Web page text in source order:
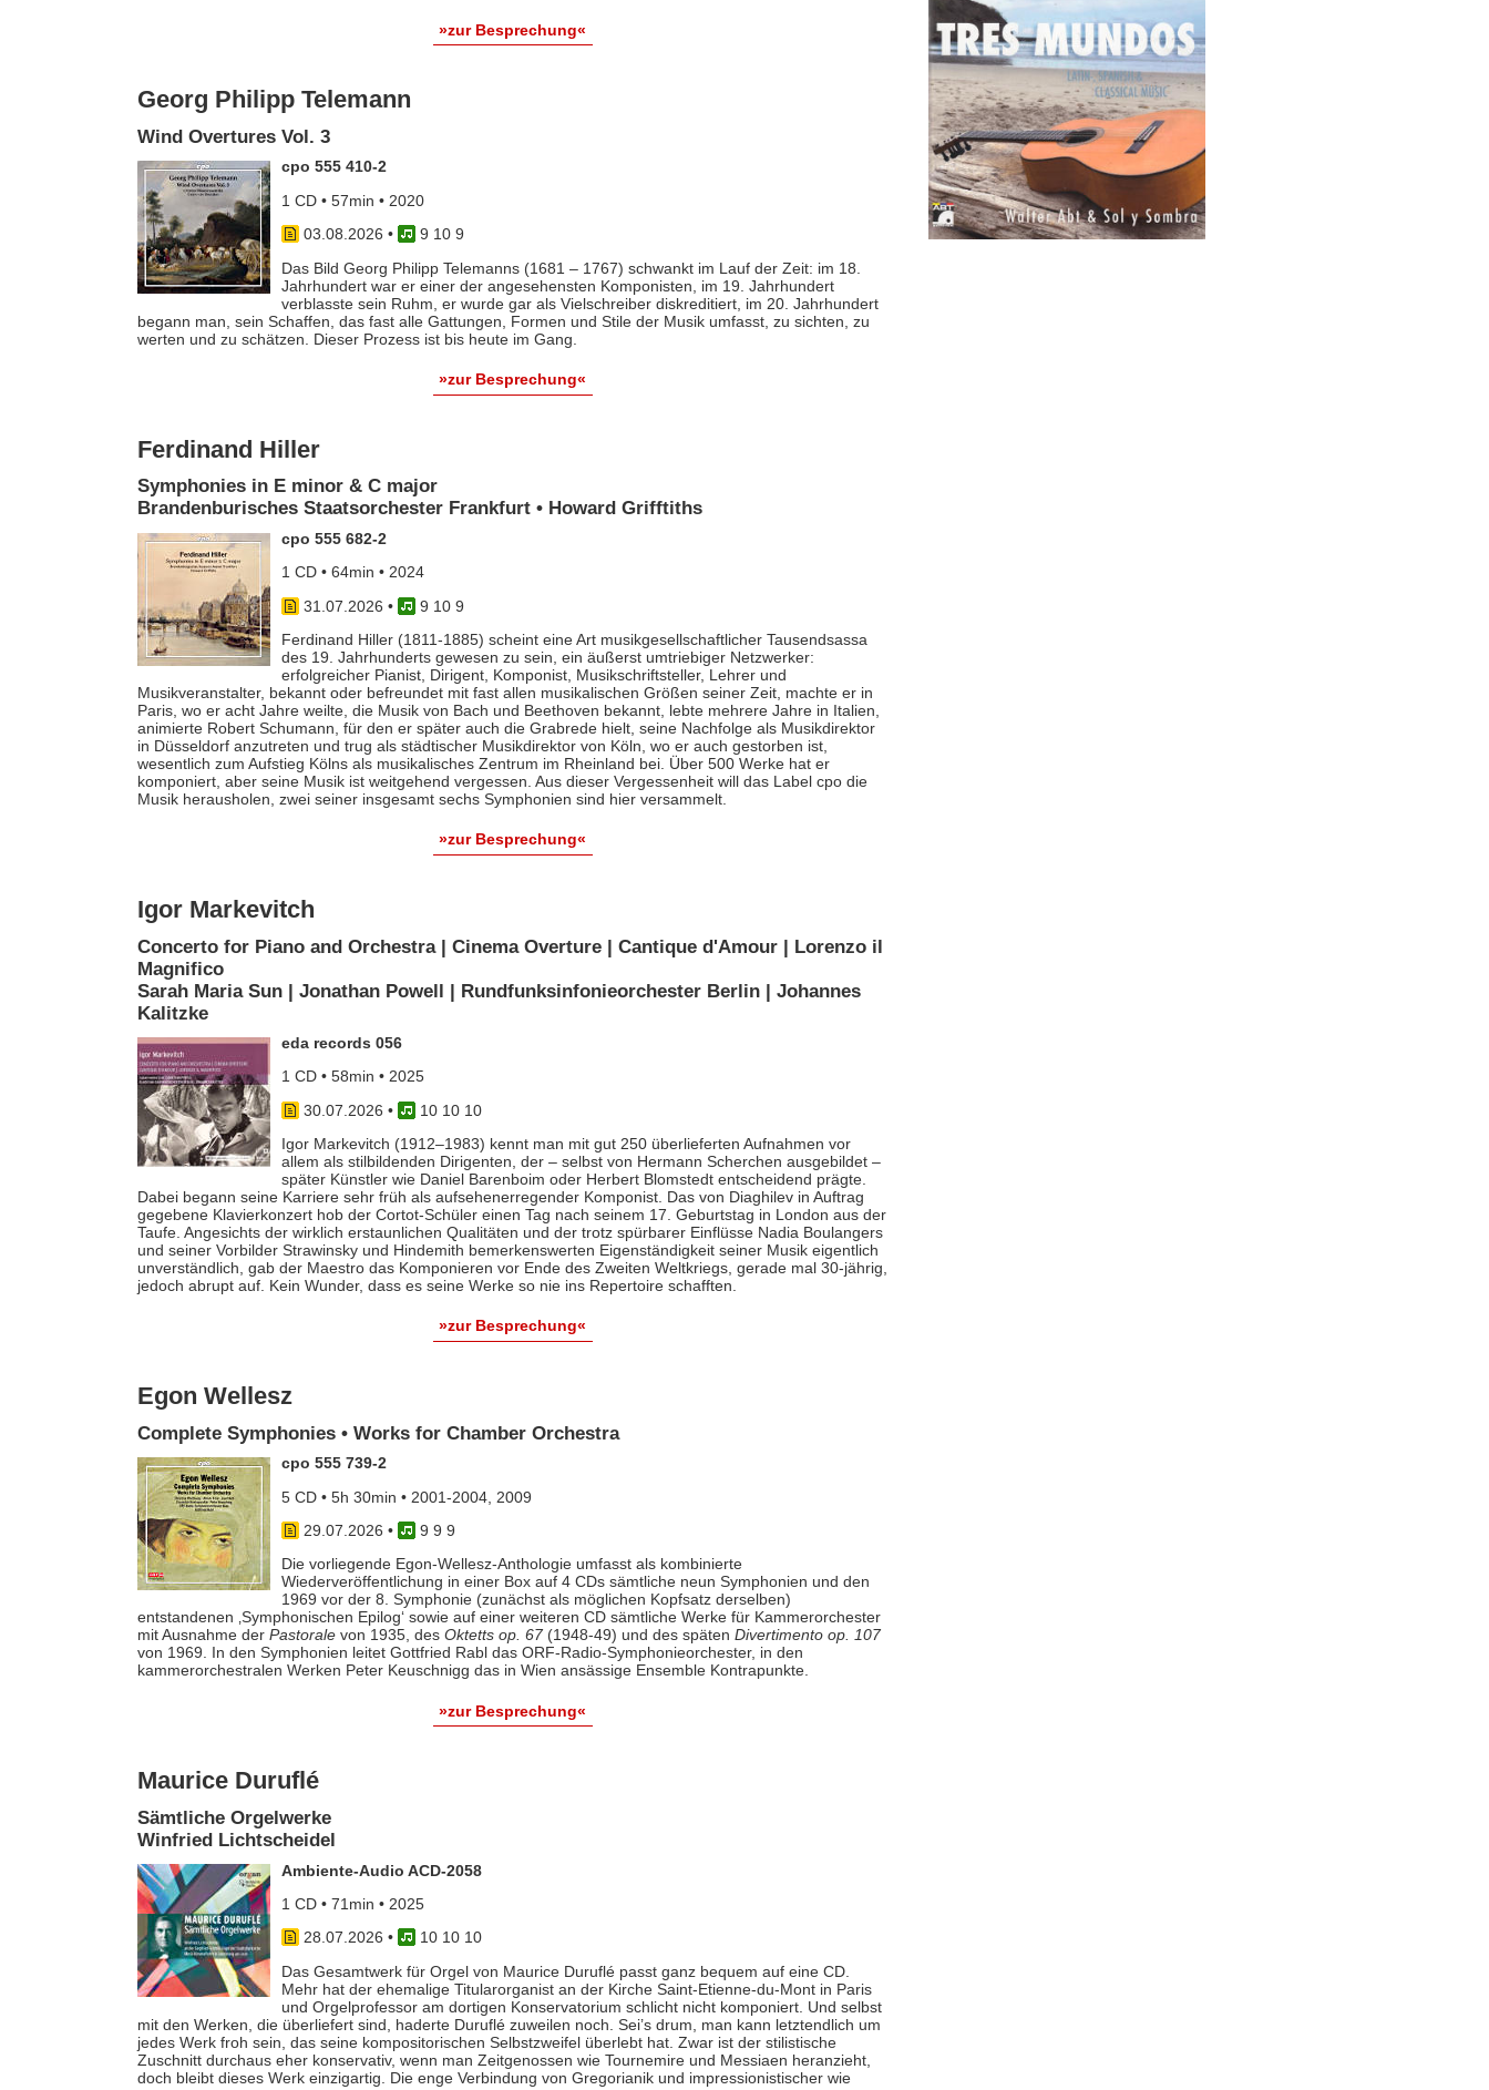
»zur Besprechung«
Georg Philipp Telemann
Wind Overtures Vol. 3
cpo 555 410-2
1 CD • 57min • 2020
03.08.2026 •
9 10 9
Das Bild Georg Philipp Telemanns (1681 – 1767) schwankt im Lauf der Zeit: im 18.
Jahrhundert war er einer der angesehensten Komponisten, im 19. Jahrhundert
verblasste sein Ruhm, er wurde gar als Vielschreiber diskreditiert, im 20. Jahrhundert
begann man, sein Schaffen, das fast alle Gattungen, Formen und Stile der Musik umfasst, zu sichten, zu
werten und zu schätzen. Dieser Prozess ist bis heute im Gang.
»zur Besprechung«
Ferdinand Hiller
Symphonies in E minor & C major
Brandenburisches Staatsorchester Frankfurt • Howard Grifftiths
cpo 555 682-2
1 CD • 64min • 2024
31.07.2026 •
9 10 9
Ferdinand Hiller (1811-1885) scheint eine Art musikgesellschaftlicher Tausendsassa
des 19. Jahrhunderts gewesen zu sein, ein äußerst umtriebiger Netzwerker:
erfolgreicher Pianist, Dirigent, Komponist, Musikschriftsteller, Lehrer und
Musikveranstalter, bekannt oder befreundet mit fast allen musikalischen Größen seiner Zeit, machte er in
Paris, wo er acht Jahre weilte, die Musik von Bach und Beethoven bekannt, lebte mehrere Jahre in Italien,
animierte Robert Schumann, für den er später auch die Grabrede hielt, seine Nachfolge als Musikdirektor
in Düsseldorf anzutreten und trug als städtischer Musikdirektor von Köln, wo er auch gestorben ist,
wesentlich zum Aufstieg Kölns als musikalisches Zentrum im Rheinland bei. Über 500 Werke hat er
komponiert, aber seine Musik ist weitgehend vergessen. Aus dieser Vergessenheit will das Label cpo die
Musik herausholen, zwei seiner insgesamt sechs Symphonien sind hier versammelt.
»zur Besprechung«
Igor Markevitch
Concerto for Piano and Orchestra | Cinema Overture | Cantique d'Amour | Lorenzo il
Magnifico
Sarah Maria Sun | Jonathan Powell | Rundfunksinfonieorchester Berlin | Johannes
Kalitzke
eda records 056
1 CD • 58min • 2025
30.07.2026 •
10 10 10
Igor Markevitch (1912–1983) kennt man mit gut 250 überlieferten Aufnahmen vor
allem als stilbildenden Dirigenten, der – selbst von Hermann Scherchen ausgebildet –
später Künstler wie Daniel Barenboim oder Herbert Blomstedt entscheidend prägte.
Dabei begann seine Karriere sehr früh als aufsehenerregender Komponist. Das von Diaghilev in Auftrag
gegebene Klavierkonzert hob der Cortot-Schüler einen Tag nach seinem 17. Geburtstag in London aus der
Taufe. Angesichts der wirklich erstaunlichen Qualitäten und der trotz spürbarer Einflüsse Nadia Boulangers
und seiner Vorbilder Strawinsky und Hindemith bemerkenswerten Eigenständigkeit seiner Musik eigentlich
unverständlich, gab der Maestro das Komponieren vor Ende des Zweiten Weltkriegs, gerade mal 30-jährig,
jedoch abrupt auf. Kein Wunder, dass es seine Werke so nie ins Repertoire schafften.
»zur Besprechung«
Egon Wellesz
Complete Symphonies • Works for Chamber Orchestra
cpo 555 739-2
5 CD • 5h 30min • 2001-2004, 2009
29.07.2026 •
9 9 9
Die vorliegende Egon-Wellesz-Anthologie umfasst als kombinierte
Wiederveröffentlichung in einer Box auf 4 CDs sämtliche neun Symphonien und den
1969 vor der 8. Symphonie (zunächst als möglichen Kopfsatz derselben)
entstandenen ‚Symphonischen Epilog‘ sowie auf einer weiteren CD sämtliche Werke für Kammerorchester
mit Ausnahme der Pastoralevon 1935, des Oktetts op. 67(1948-49) und des späten Divertimento op. 107
von 1969. In den Symphonien leitet Gottfried Rabl das ORF-Radio-Symphonieorchester, in den
kammerorchestralen Werken Peter Keuschnigg das in Wien ansässige Ensemble Kontrapunkte.
»zur Besprechung«
Maurice Duruflé
Sämtliche Orgelwerke
Winfried Lichtscheidel
Ambiente-Audio ACD-2058
1 CD • 71min • 2025
28.07.2026 •
10 10 10
Das Gesamtwerk für Orgel von Maurice Duruflé passt ganz bequem auf eine CD.
Mehr hat der ehemalige Titularorganist an der Kirche Saint-Etienne-du-Mont in Paris
und Orgelprofessor am dortigen Konservatorium schlicht nicht komponiert. Und selbst
mit den Werken, die überliefert sind, haderte Duruflé zuweilen noch. Sei’s drum, man kann letztendlich um
jedes Werk froh sein, das seine kompositorischen Selbstzweifel überlebt hat. Zwar ist der stilistische
Zuschnitt durchaus eher konservativ, wenn man Zeitgenossen wie Tournemire und Messiaen heranzieht,
doch bleibt dieses Werk einzigartig. Die enge Verbindung von Gregorianik und impressionistischer wie